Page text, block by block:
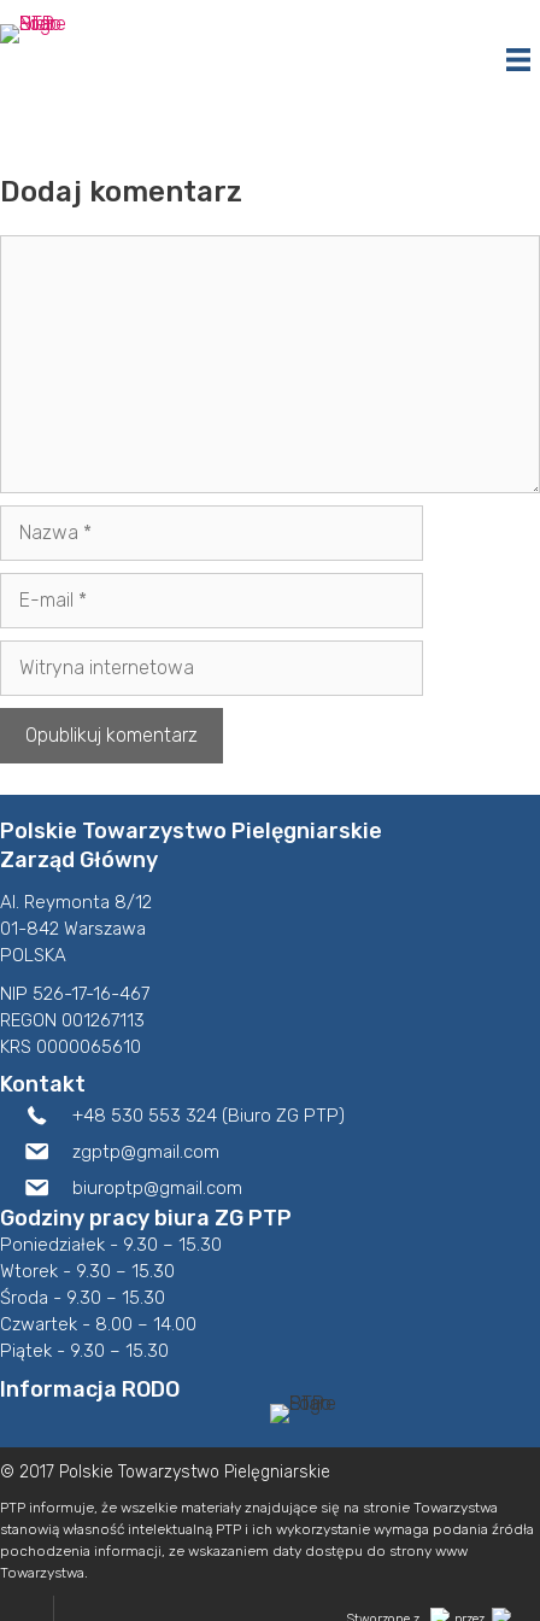
Przejdź
do
Dodaj komentarz
internetowa
Polskie Towarzystwo Pielęgniarskie
Zarząd Główny
Al. Reymonta 8/12
01-842 Warszawa
POLSKA
NIP 526-17-16-467
REGON 001267113
KRS 0000065610
Kontakt
+48 530 553 324 (Biuro ZG PTP)
zgptp@gmail.com
biuroptp@gmail.com
Godziny pracy biura ZG PTP
Poniedziałek - 9.30 – 15.30
Wtorek - 9.30 – 15.30
Środa - 9.30 – 15.30
Czwartek - 8.00 – 14.00
Piątek - 9.30 – 15.30
Informacja RODO
© 2017 Polskie Towarzystwo Pielęgniarskie
PTP informuje, że wszelkie materiały znajdujące się na stronie Towarzystwa
stanowią własność intelektualną PTP i ich wykorzystanie wymaga podania źródła
pochodzenia informacji, ze wskazaniem daty dostępu do strony www
Towarzystwa.